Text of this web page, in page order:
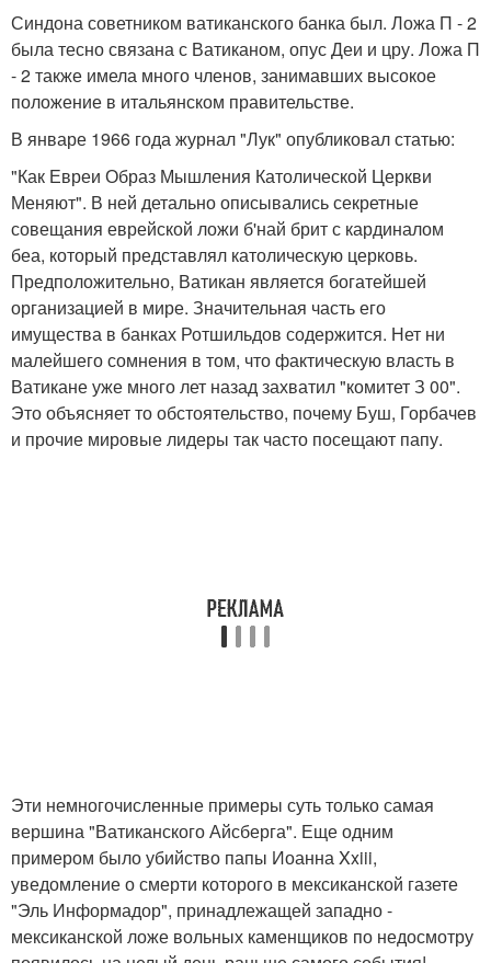
Синдона советником ватиканского банка был. Ложа П - 2
была тесно связана с Ватиканом, опус Деи и цру. Ложа П
- 2 также имела много членов, занимавших высокое
положение в итальянском правительстве.
В январе 1966 года журнал "Лук" опубликовал статью:
"Как Евреи Образ Мышления Католической Церкви
Меняют". В ней детально описывались секретные
совещания еврейской ложи б'най брит с кардиналом
беа, который представлял католическую церковь.
Предположительно, Ватикан является богатейшей
организацией в мире. Значительная часть его
имущества в банках Ротшильдов содержится. Нет ни
малейшего сомнения в том, что фактическую власть в
Ватикане уже много лет назад захватил "комитет З 00".
Это объясняет то обстоятельство, почему Буш, Горбачев
и прочие мировые лидеры так часто посещают папу.
Эти немногочисленные примеры суть только самая
вершина "Ватиканского Айсберга". Еще одним
примером было убийство папы Иоанна Xxiii,
уведомление о смерти которого в мексиканской газете
"Эль Информадор", принадлежащей западно -
мексиканской ложе вольных каменщиков по недосмотру